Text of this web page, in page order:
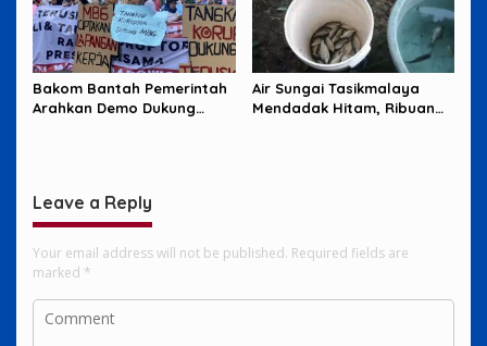
Bakom Bantah Pemerintah
Arahkan Demo Dukung
Air Sungai Tasikmalaya
Mendadak Hitam, Ribuan
Leave a Reply
Your email address will not be published. Required fields are
marked *